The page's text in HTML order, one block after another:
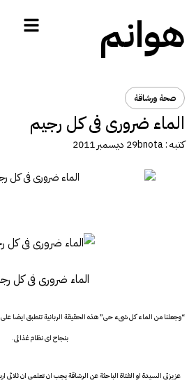
هوانم
صحة ورشاقة
الماء ضرورى فى كل رجيم
كتبه :bnota29 ديسمبر 2011
الماء ضرورى فى كل
“وجعلنا من الماء كل شىء حى” هذه الحقيقة الربانية تنطبق ايضا
بنجاح اى نظام غذائى.
عزيزتى السيدة او الفتاة الباحثة عن الرشاقة يجب ان تعلمى ان ثلاثى